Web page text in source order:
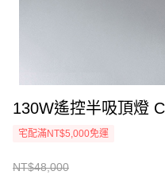
130W遙控半吸頂燈
宅配滿NT$5,000免運
NT$48,000